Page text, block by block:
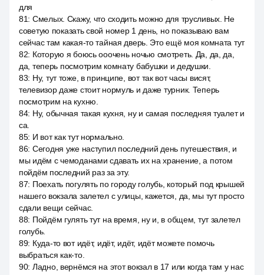
для
81: Смелых. Скажу, что сходить можно для трусливых. Не
советую показать свой номер 1 день, но показываю вам
сейчас там какая-то тайная дверь. Это ещё моя комната тут
82: Которую я боюсь ооочень ночью смотреть. Да, да, да,
да, теперь посмотрим комнату бабушки и дедушки.
83: Ну, тут тоже, в принципе, вот так вот часы висят,
телевизор даже стоит нормуль и даже турник. Теперь
посмотрим на кухню.
84: Ну, обычная такая кухня, ну и самая последняя туалет и
са.
85: И вот как тут нормально.
86: Сегодня уже наступил последний день путешествия, и
мы идём с чемоданами сдавать их на хранение, а потом
пойдём последний раз за эту.
87: Поехать погулять по городу голубь, который под крышей
нашего вокзала залетел с улицы, кажется, да, мы тут просто
сдали вещи сейчас.
88: Пойдём гулять тут на время, ну и, в общем, тут залетел
голубь.
89: Куда-то вот идёт, идёт, идёт, идёт можете помочь
выбраться как-то.
90: Ладно, вернёмся на этот вокзал в 17 или когда там у нас